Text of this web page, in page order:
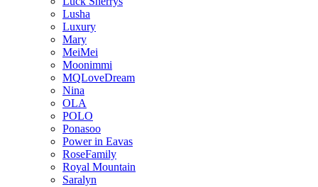
Lusha
Luxury
Mary
MeiMei
Moonimmi
MQLoveDream
Nina
OLA
POLO
Ponasoo
Power in Eavas
RoseFamily
Royal Mountain
Saralyn